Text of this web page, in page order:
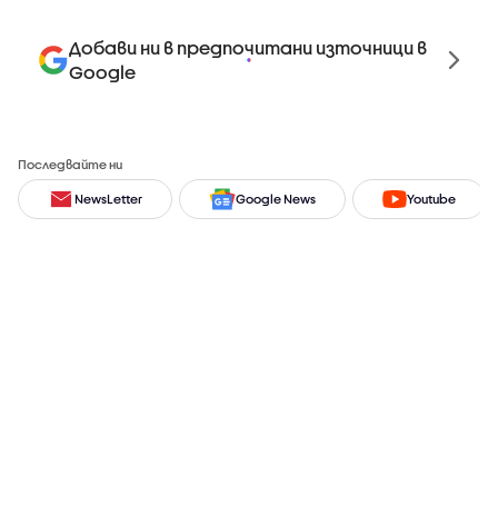
Добави ни в предпочитани източници в
Google
Последвайте ни
NewsLetter Google News Youtube